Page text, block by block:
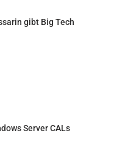
gibt Big Tech
Server CALs